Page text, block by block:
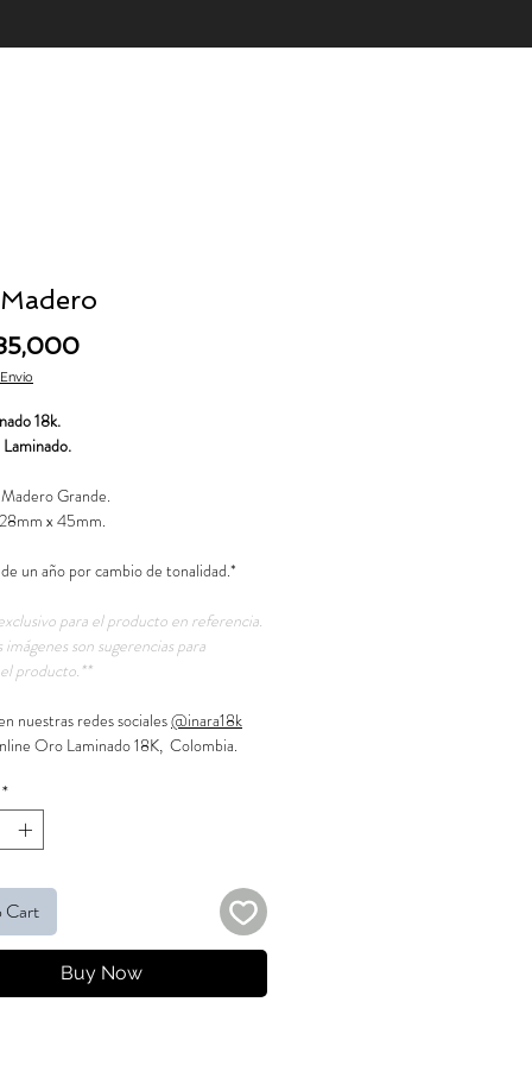
Price
18k.
Grande.
x 45mm.
un año por cambio de tonalidad.*
para el producto en referencia.
imágenes son sugerencias para
producto.**
nuestras redes sociales@inara18k
Oro Laminado 18K, Colombia.
*
Cart
Buy Now